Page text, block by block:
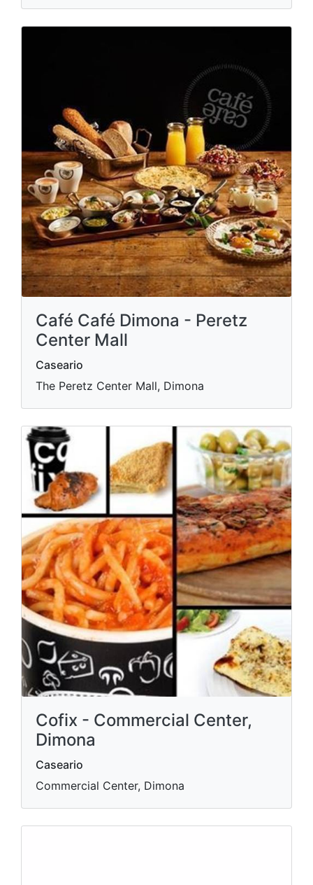
Café Café Dimona - Peretz
Center Mall
Caseario
The Peretz Center Mall, Dimona
Cofix - Commercial Center,
Dimona
Caseario
Commercial Center, Dimona